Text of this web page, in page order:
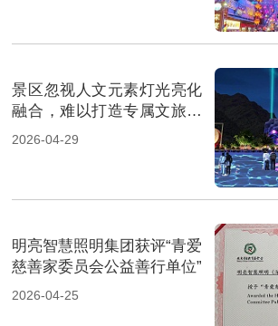
景区忽视人文元素灯光亮化
融合，难以打造专属文旅名
片
2026-04-29
明亮智慧照明集团获评“青爱
慈善家委员会公益善行单位”
2026-04-25